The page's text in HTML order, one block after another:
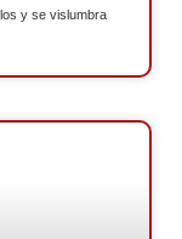
y se vislumbra